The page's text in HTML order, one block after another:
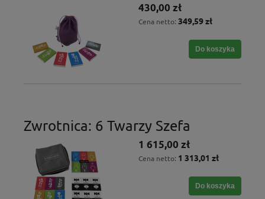
430,00 zł
Cena netto: 349,59 zł
Do koszyka
Zwrotnica: 6 Twarzy Szefa
1 615,00 zł
Cena netto: 1 313,01 zł
Do koszyka